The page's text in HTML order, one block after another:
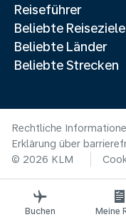
Reiseführer
Beliebte Reiseziele
Beliebte Länder
Beliebte Strecken
Rechtliche
Erklärung über
© 2026 KLM
Buchen Meine